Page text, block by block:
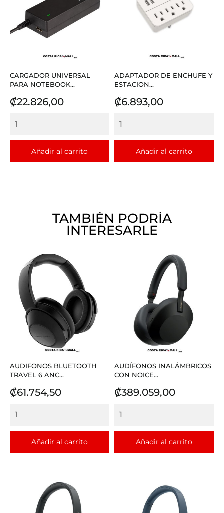
CARGADOR UNIVERSAL
PARA NOTEBOOK...
Precio
₡22.826,00
Añadir al carrito
ADAPTADOR DE ENCHUFE Y
ESTACION...
Precio
₡6.893,00
Añadir al carrito
TAMBIÉN PODRÍA
INTERESARLE
AUDIFONOS BLUETOOTH
TRAVEL 6 ANC...
Precio
₡61.754,50
Añadir al carrito
AUDÍFONOS INALÁMBRICOS
CON NOICE...
Precio
₡389.059,00
Añadir al carrito